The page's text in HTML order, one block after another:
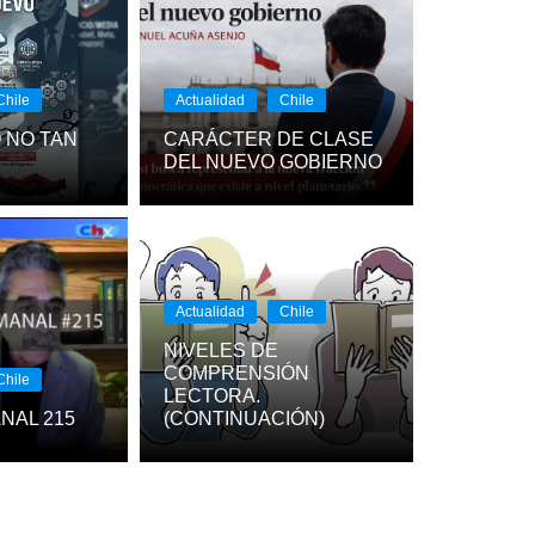
TAN
Actualidad Chile
CARÁCTER DE CLASE
DEL NUEVO GOBIERNO
215
Actualidad Chile
NIVELES DE
COMPRENSIÓN
LECTORA.
(CONTINUACIÓN)